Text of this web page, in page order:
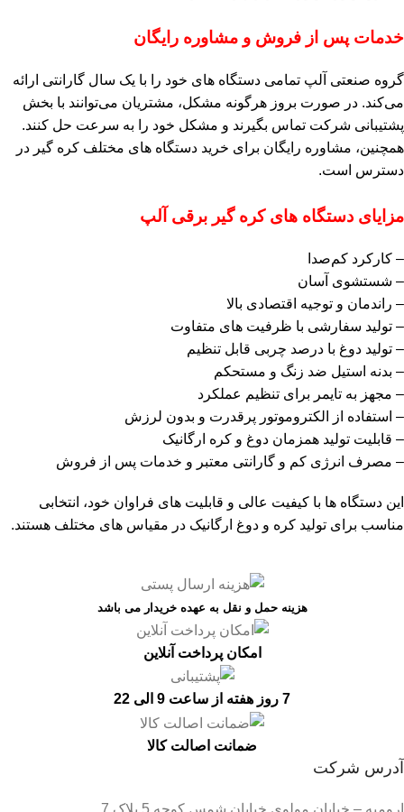
خدمات پس از فروش و مشاوره رایگان
گروه صنعتی آلپ تمامی دستگاه‌ های خود را با یک سال گارانتی ارائه
می‌کند. در صورت بروز هرگونه مشکل، مشتریان می‌توانند با بخش
پشتیبانی شرکت تماس بگیرند و مشکل خود را به سرعت حل کنند.
همچنین، مشاوره رایگان برای خرید دستگاه‌ های مختلف کره‌ گیر در
دسترس است.
مزایای دستگاه‌ های کره‌ گیر برقی آلپ
– کارکرد کم‌صدا
– شستشوی آسان
– راندمان و توجیه اقتصادی بالا
– تولید سفارشی با ظرفیت‌ های متفاوت
– تولید دوغ با درصد چربی قابل تنظیم
– بدنه استیل ضد زنگ و مستحکم
– مجهز به تایمر برای تنظیم عملکرد
– استفاده از الکتروموتور پرقدرت و بدون لرزش
– قابلیت تولید همزمان دوغ و کره ارگانیک
– مصرف انرژی کم و گارانتی معتبر و خدمات پس از فروش
این دستگاه‌ ها با کیفیت عالی و قابلیت‌ های فراوان خود، انتخابی
مناسب برای تولید کره و دوغ ارگانیک در مقیاس‌ های مختلف هستند.
هزینه حمل و نقل به عهده خریدار می باشد
امکان پرداخت آنلاین
7 روز هفته از ساعت 9 الی 22
ضمانت اصالت کالا
آدرس شرکت
ارومیه – خیابان مولوی خیابان شمس کوچه 5 پلاک 7